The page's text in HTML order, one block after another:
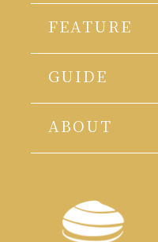
FEATURE
GUIDE
ABOUT